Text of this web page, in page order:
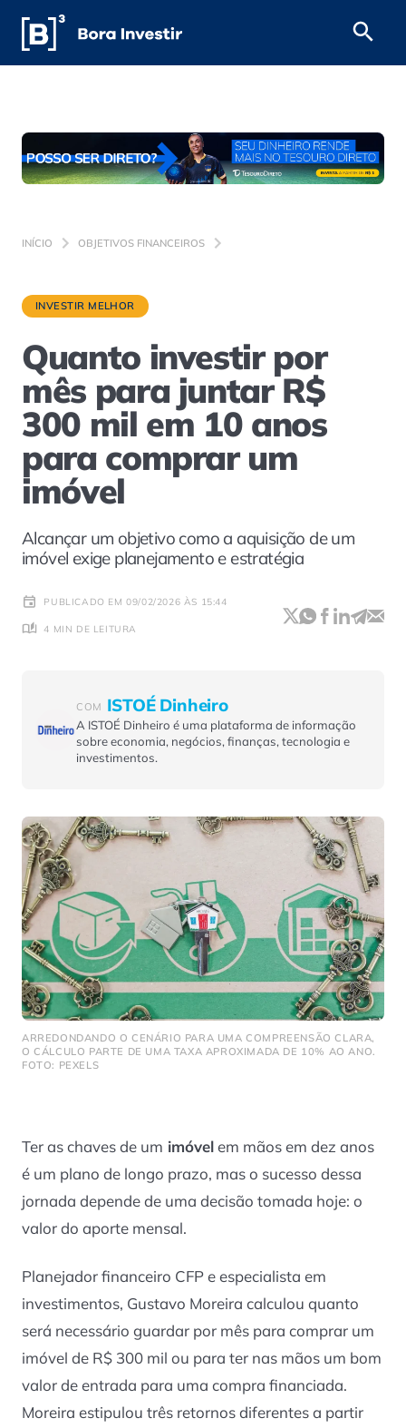
INÍCIO OBJETIVOS FINANCEIROS
INVESTIR MELHOR
Quanto investir por
mês para juntar R$
300 mil em 10 anos
para comprar um
imóvel
Alcançar um objetivo como a aquisição de um
imóvel exige planejamento e estratégia
PUBLICADO EM 09/02/2026 ÀS 15:44
4 MIN DE LEITURA
COM ISTOÉ Dinheiro
A ISTOÉ Dinheiro é uma plataforma de informação
sobre economia, negócios, finanças, tecnologia e
investimentos.
ARREDONDANDO O CENÁRIO PARA UMA COMPREENSÃO CLARA,
O CÁLCULO PARTE DE UMA TAXA APROXIMADA DE 10% AO ANO.
FOTO: PEXELS
Ter as chaves de um imóvelem mãos em dez anos
é um plano de longo prazo, mas o sucesso dessa
jornada depende de uma decisão tomada hoje: o
valor do aporte mensal.
Planejador financeiro CFP e especialista em
investimentos, Gustavo Moreira calculou quanto
será necessário guardar por mês para comprar um
imóvel de R$ 300 mil ou para ter nas mãos um bom
valor de entrada para uma compra financiada.
Moreira estipulou três retornos diferentes a partir